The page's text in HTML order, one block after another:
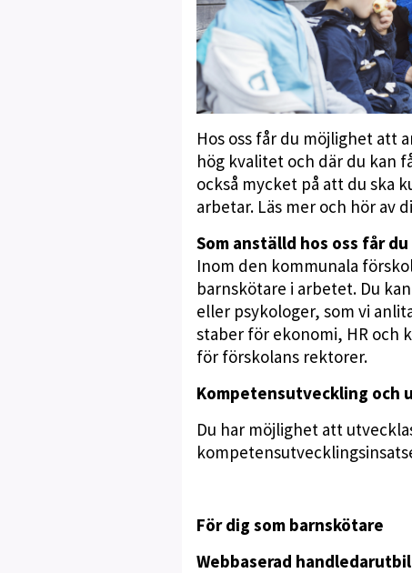
Hos oss får du möjlighet att
hög kvalitet och där du kan
också mycket på att du ska
arbetar. Läs mer och hör av
Som anställd hos oss får
Inom den kommunala
barnskötare i arbetet. Du
eller psykologer, som vi
staber för ekonomi, HR och
för förskolans rektorer.
Kompetensutveckling och
Du har möjlighet att
För dig som barnskötare
Webbaserad